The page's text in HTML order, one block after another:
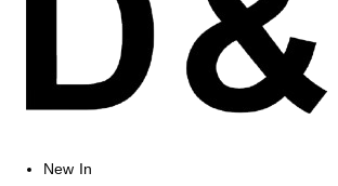
New In